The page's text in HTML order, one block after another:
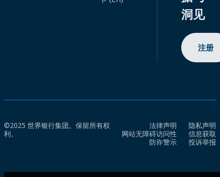
洞见
注册
©2025 世界银行集团。保留所有权
利。
法律声明
隐私声明
网站无障碍访问性
信息获取
防诈警示
投诉举报